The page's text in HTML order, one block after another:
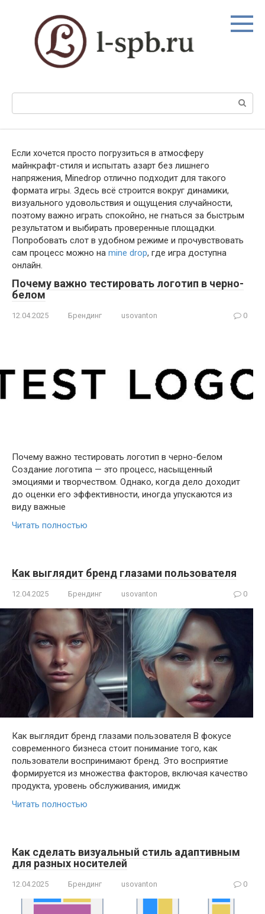
Поиск:
Если хочется просто погрузиться в атмосферу
майнкрафт-стиля и испытать азарт без лишнего
напряжения, Minedrop отлично подходит для такого
формата игры. Здесь всё строится вокруг динамики,
визуального удовольствия и ощущения случайности,
поэтому важно играть спокойно, не гнаться за быстрым
результатом и выбирать проверенные площадки.
Попробовать слот в удобном режиме и прочувствовать
сам процесс можно на mine drop, где игра доступна
онлайн.
Почему важно тестировать логотип в черно-
белом
12.04.2025 Брендинг usovanton 0
Почему важно тестировать логотип в черно-белом
Создание логотипа — это процесс, насыщенный
эмоциями и творчеством. Однако, когда дело доходит
до оценки его эффективности, иногда упускаются из
виду важные
Читать полностью
Как выглядит бренд глазами пользователя
12.04.2025 Брендинг usovanton 0
Как выглядит бренд глазами пользователя В фокусе
современного бизнеса стоит понимание того, как
пользователи воспринимают бренд. Это восприятие
формируется из множества факторов, включая качество
продукта, уровень обслуживания, имидж
Читать полностью
Как сделать визуальный стиль адаптивным
для разных носителей
12.04.2025 Брендинг usovanton 0